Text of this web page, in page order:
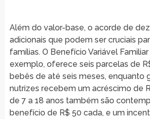
Além do valor-base, o acorde de
adicionais que podem ser cruciais
famílias. O Benefício Variável
exemplo, oferece seis parcelas de
bebês de até seis meses, enquanto
nutrizes recebem um acréscimo de
de 7 a 18 anos também são
benefício de R$ 50 cada, e um